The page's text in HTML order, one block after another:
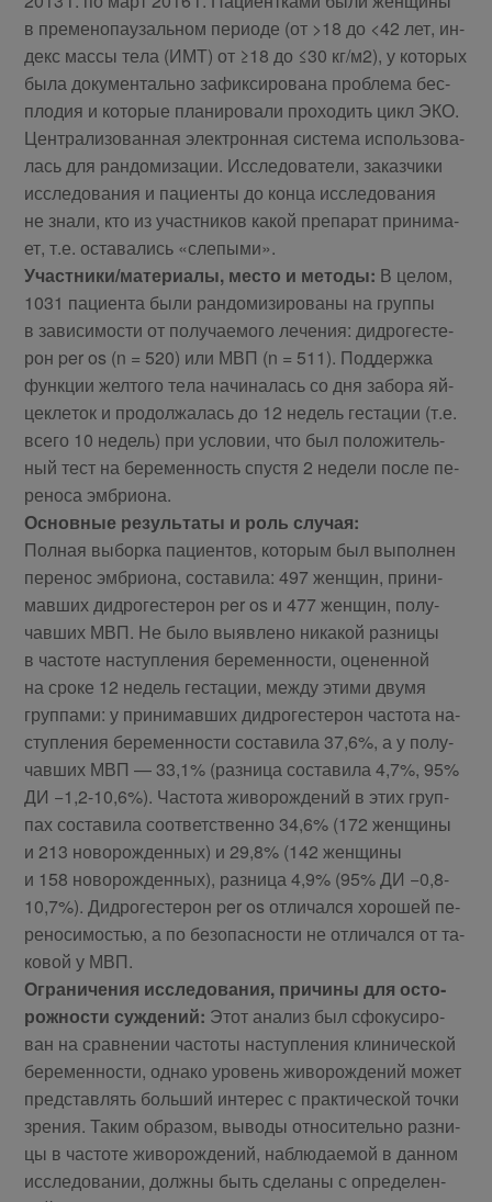
в пре­ме­но­па­у­заль­ном пе­ри­о­де (от >18 до <42 лет, ин­
декс мас­сы те­ла (ИМТ) от ≥18 до ≤30 кг/м2), у ко­то­рых
бы­ла до­ку­мен­таль­но за­фик­си­ро­ва­на про­бле­ма бес­
пло­дия и ко­то­рые пла­ни­ро­ва­ли про­хо­дить цикл ЭКО.
Цен­тра­ли­зо­ван­ная элек­трон­ная си­сте­ма ис­поль­зо­ва­
лась для ран­до­ми­за­ции. Ис­сле­до­ва­те­ли, за­каз­чи­ки
ис­сле­до­ва­ния и па­ци­ен­ты до кон­ца ис­сле­до­ва­ния
не зна­ли, кто из участ­ни­ков ка­кой пре­па­рат при­ни­ма­
ет, т.е. оста­ва­лись «сле­пы­ми».
Участ­ни­ки/ма­те­ри­а­лы, ме­сто и ме­то­ды: В це­лом,
1031 па­ци­ен­та бы­ли ран­до­ми­зи­ро­ва­ны на груп­пы
в за­ви­си­мо­сти от по­лу­ча­е­мо­го ле­че­ния: дид­ро­ге­сте­
рон per os (n = 520) или МВП (n = 511). Под­держ­ка
функ­ции жел­то­го те­ла на­чи­на­лась со дня за­бо­ра яй­
це­кле­ток и про­дол­жа­лась до 12 недель ге­ста­ции (т.е.
все­го 10 недель) при усло­вии, что был по­ло­жи­тель­
ный тест на бе­ре­мен­ность спу­стя 2 неде­ли по­сле пе­
ре­но­са эм­бриона.
Ос­нов­ные ре­зуль­та­ты и роль случая:
Пол­ная вы­бор­ка па­ци­ен­тов, ко­то­рым был вы­пол­нен
пе­ре­нос эм­бри­о­на, со­ста­ви­ла: 497 жен­щин, при­ни­
мав­ших дид­ро­ге­сте­рон per os и 477 жен­щин, по­лу­
чав­ших МВП. Не бы­ло вы­яв­ле­но ни­ка­кой раз­ни­цы
в ча­сто­те на­ступ­ле­ния бе­ре­мен­но­сти, оце­нен­ной
на сро­ке 12 недель ге­ста­ции, меж­ду эти­ми дву­мя
груп­па­ми: у при­ни­мав­ших дид­ро­ге­сте­рон ча­сто­та на­
ступ­ле­ния бе­ре­мен­но­сти со­ста­ви­ла 37,6%, а у по­лу­
чав­ших МВП — 33,1% (раз­ни­ца со­ста­ви­ла 4,7%, 95%
ДИ −1,2-10,6%). Ча­сто­та жи­во­рож­де­ний в этих груп­
пах со­ста­ви­ла со­от­вет­ствен­но 34,6% (172 жен­щи­ны
и 213 но­во­рож­ден­ных) и 29,8% (142 жен­щи­ны
и 158 но­во­рож­ден­ных), раз­ни­ца 4,9% (95% ДИ −0,8-
10,7%). Дид­ро­ге­сте­рон per os от­ли­чал­ся хо­ро­шей пе­
ре­но­си­мо­стью, а по без­опас­но­сти не от­ли­чал­ся от та­
ко­вой у МВП.
Огра­ни­че­ния ис­сле­до­ва­ния, при­чи­ны для осто­
рож­но­сти суж­де­ний: Этот ана­лиз был сфо­ку­си­ро­
ван на срав­не­нии ча­сто­ты на­ступ­ле­ния кли­ни­че­ской
бе­ре­мен­но­сти, од­на­ко уро­вень жи­во­рож­де­ний мо­жет
пред­став­лять боль­ший ин­те­рес с прак­ти­че­ской точ­ки
зре­ния. Та­ким об­ра­зом, вы­во­ды от­но­си­тель­но раз­ни­
цы в ча­сто­те жи­во­рож­де­ний, на­блю­да­е­мой в дан­ном
ис­сле­до­ва­нии, долж­ны быть сде­ла­ны с опре­де­лен­